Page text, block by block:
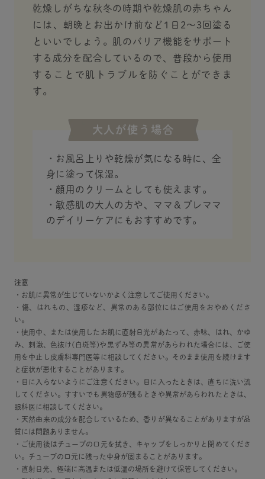
乾燥しがちな秋冬の時期や乾燥肌の赤ちゃん
には、朝晩とお出かけ前など1日2～3回塗る
といいでしょう。肌のバリア機能をサポート
する成分を配合しているので、普段から使用
することで肌トラブルを防ぐことができま
す。
大人が使う場合
・お風呂上りや乾燥が気になる時に、全
身に塗って保湿。
・顔用のクリームとしても使えます。
・敏感肌の大人の方や、ママ＆プレママ
のデイリーケアにもおすすめです。
注意
・お肌に異常が生じていないかよく注意してご使用ください。
・傷、はれもの、湿疹など、異常のある部位にはご使用をおやめくださ
い。
・使用中、または使用したお肌に直射日光があたって、赤味、はれ、かゆ
み、刺激、色抜け(白斑等)や黒ずみ等の異常があらわれた場合には、ご使
用を中止し皮膚科専門医等に相談してください。そのまま使用を続けます
と症状が悪化することがあります。
・目に入らないようにご注意ください。目に入ったときは、直ちに洗い流
してください。すすいでも異物感が残るときや異常があらわれたときは、
眼科医に相談してください。
・天然由来の成分を配合しているため、香りが異なることがありますが品
質には問題ありません。
・ご使用後はチューブの口元を拭き、キャップをしっかりと閉めてくださ
い。チューブの口元に残った中身が固まることがあります。
・直射日光、極端に高温または低温の場所を避けて保管してください。